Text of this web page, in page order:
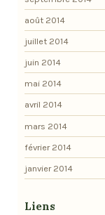
août 2014
juillet 2014
juin 2014
mai 2014
avril 2014
mars 2014
février 2014
janvier 2014
Liens